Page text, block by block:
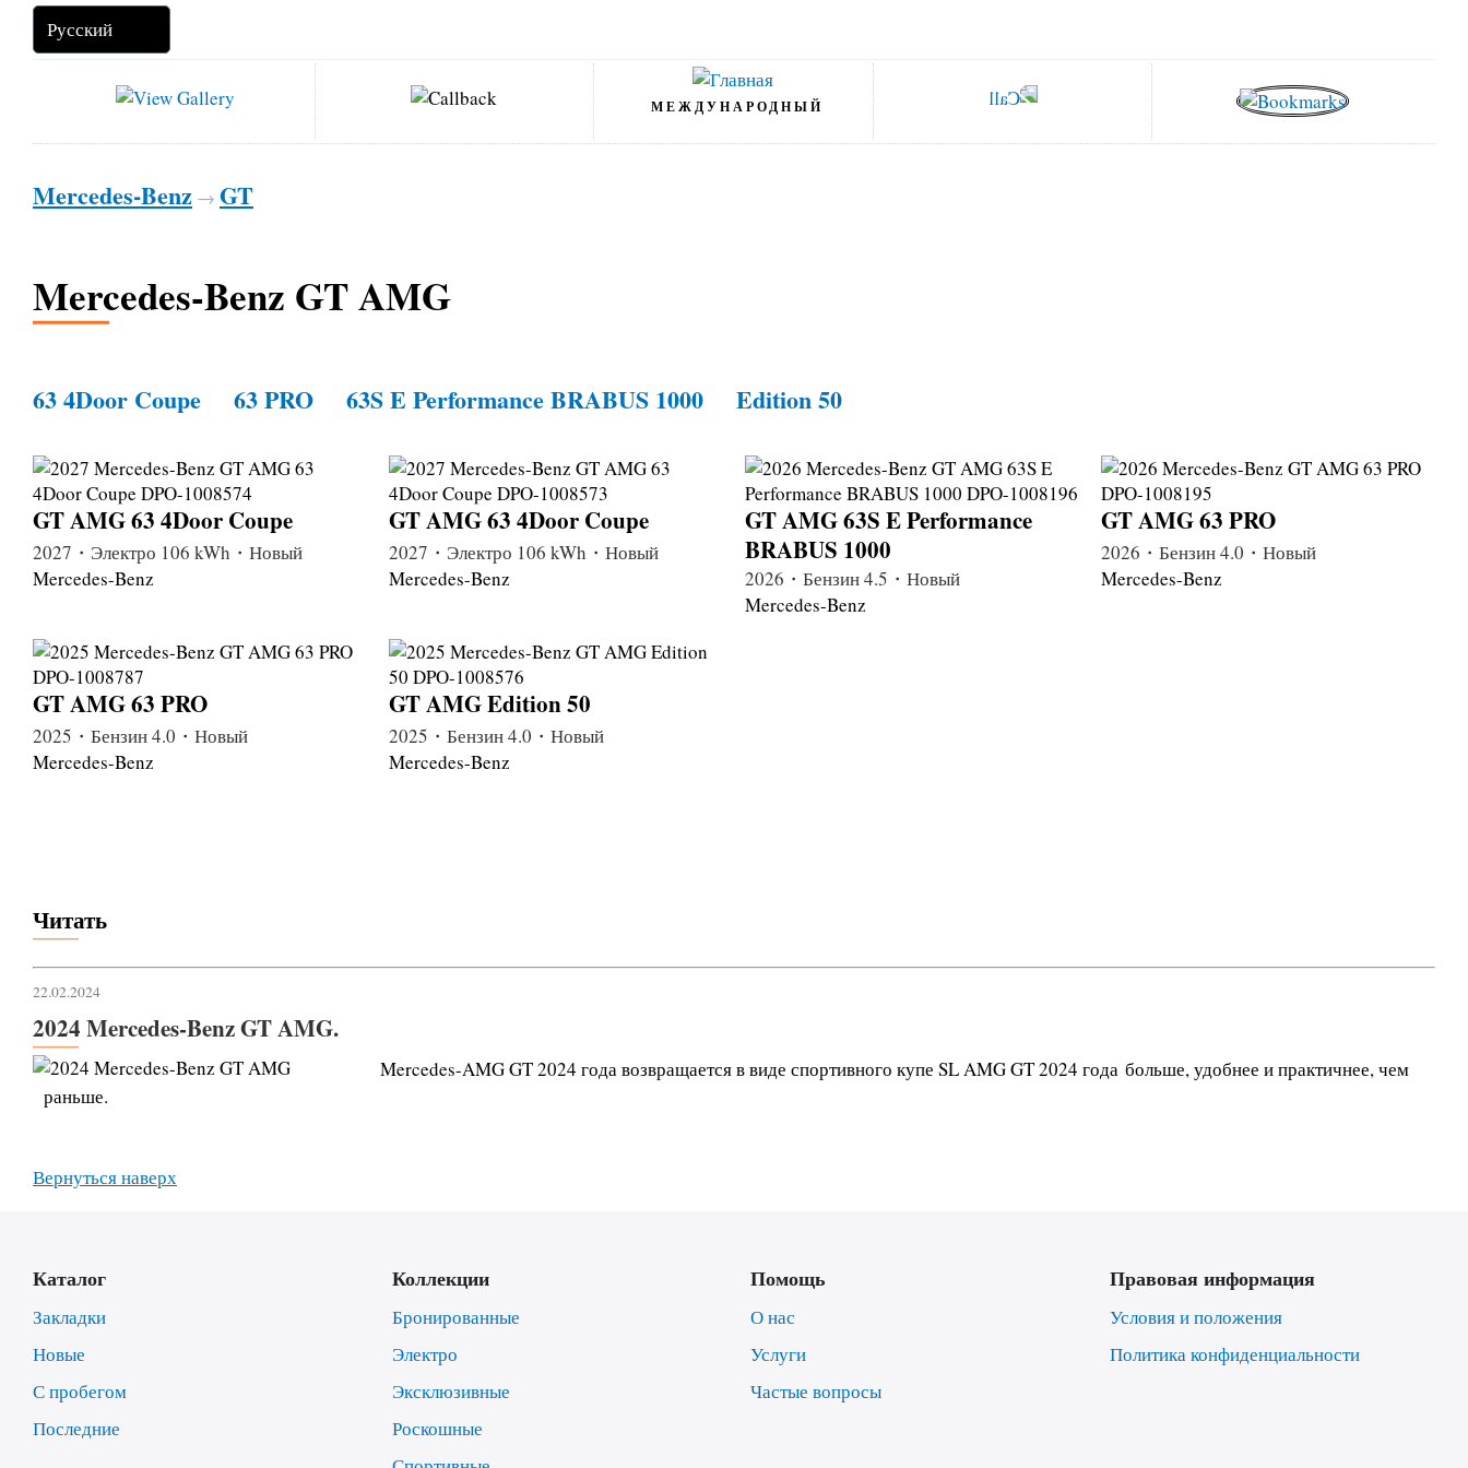
МЕЖДУНАРОДНЫЙ
Mercedes-Benz → GT
Mercedes-Benz GT AMG
63 4Door Coupe 63 PRO 63S E Performance BRABUS 1000 Edition 50
GT AMG 63 4Door Coupe
2027・Электро 106 kWh・Новый
Mercedes-Benz
GT AMG 63 4Door Coupe
2027・Электро 106 kWh・Новый
Mercedes-Benz
GT AMG 63S E Performance
BRABUS 1000
2026・Бензин 4.5・Новый
Mercedes-Benz
GT AMG 63 PRO
2026・Бензин 4.0・Новый
Mercedes-Benz
GT AMG 63 PRO
2025・Бензин 4.0・Новый
Mercedes-Benz
GT AMG Edition 50
2025・Бензин 4.0・Новый
Mercedes-Benz
Читать
22.02.2024
2024 Mercedes-Benz GT AMG.
Mercedes-AMG GT 2024 года возвращается в виде спортивного купе SL AMG GT 2024 года больше, удобнее и практичнее, чем
раньше.
Вернуться наверх
Каталог
Закладки
Новые
С пробегом
Последние
Коллекции
Бронированные
Электро
Эксклюзивные
Роскошные
Помощь
О нас
Услуги
Частые вопросы
Правовая информация
Условия и положения
Политика конфиденциальности